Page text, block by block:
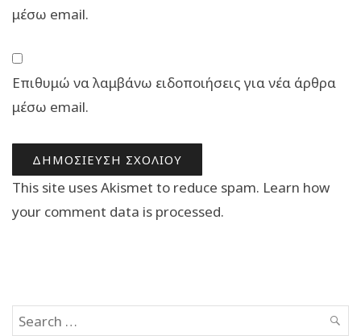
μέσω email.
Επιθυμώ να λαμβάνω ειδοποιήσεις για νέα άρθρα
μέσω email.
This site uses Akismet to reduce spam. Learn how
your comment data is processed.
Search